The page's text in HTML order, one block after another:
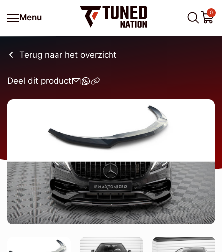
Menu
0
Terug naar het overzicht
Deel dit product